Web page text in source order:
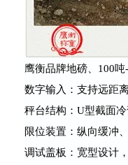
鹰衡品牌地磅、100
数字输入：支持远距
秤台结构：U型截面
限位装置：纵向缓冲
调试盖板：宽型设计